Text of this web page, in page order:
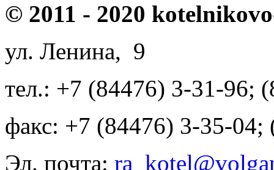
© 2011 - 2020
ул. Ленина, 9
тел.: +7 (84476) 3-31-96;
факс: +7 (84476) 3-35-04;
Эл. почта: